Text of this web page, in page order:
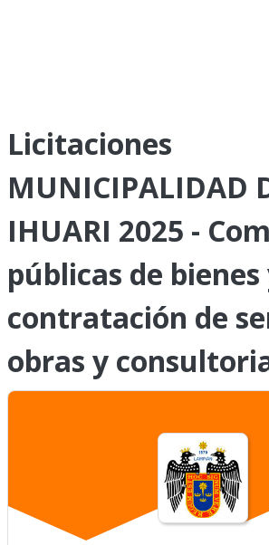
Licitaciones
MUNICIPALIDAD
IHUARI 2025 -
públicas de bienes
contratación de
obras y